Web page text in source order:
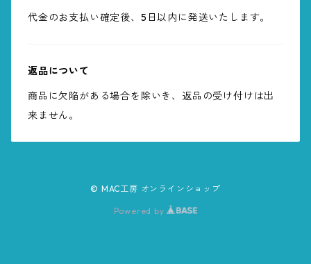
代金のお支払い確定後、5日以内に発送いたします。
返品について
商品に欠陥がある場合を除いき、返品の受け付けは出
来ません。
© MAC工房 オンラインショップ
Powered by